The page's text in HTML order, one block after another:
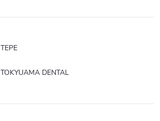
TEPE
TOKYUAMA DENTAL